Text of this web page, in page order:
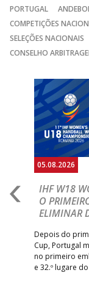
PORTUGAL
COMPETIÇÕES
SELEÇÕES NACIONAIS
CONSELHO
05.08.2026
IHF W18
O
ELIMINAR
Depois do
Cup, Portugal
no primeiro
e 32.º lugare
Anterior